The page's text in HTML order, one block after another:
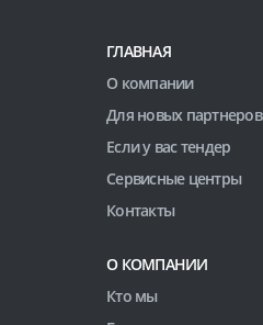
ГЛАВНАЯ
О компании
Для новых партнеров
Если у вас тендер
Сервисные центры
Контакты
О КОМПАНИИ
Кто мы